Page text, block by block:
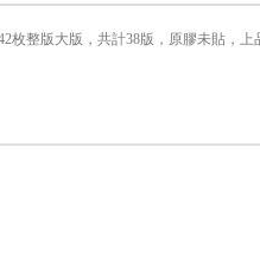
枚整版大版，共計38版，原膠未貼，上